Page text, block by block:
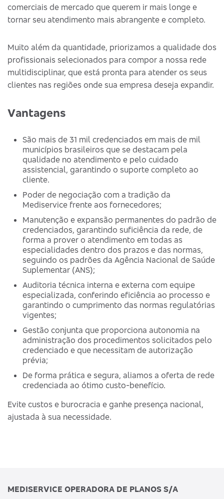
comerciais de mercado que querem ir mais longe e
tornar seu atendimento mais abrangente e completo.
Muito além da quantidade, priorizamos a qualidade dos
profissionais selecionados para compor a nossa rede
multidisciplinar, que está pronta para atender os seus
clientes nas regiões onde sua empresa deseja expandir.
Vantagens
São mais de 31 mil credenciados em mais de mil
municípios brasileiros que se destacam pela
qualidade no atendimento e pelo cuidado
assistencial, garantindo o suporte completo ao
cliente.
Poder de negociação com a tradição da
Mediservice frente aos fornecedores;
Manutenção e expansão permanentes do padrão de
credenciados, garantindo suficiência da rede, de
forma a prover o atendimento em todas as
especialidades dentro dos prazos e das normas,
seguindo os padrões da Agência Nacional de Saúde
Suplementar (ANS);
Auditoria técnica interna e externa com equipe
especializada, conferindo eficiência ao processo e
garantindo o cumprimento das normas regulatórias
vigentes;
Gestão conjunta que proporciona autonomia na
administração dos procedimentos solicitados pelo
credenciado e que necessitam de autorização
prévia;
De forma prática e segura, aliamos a oferta de rede
credenciada ao ótimo custo-benefício.
Evite custos e burocracia e ganhe presença nacional,
ajustada à sua necessidade.
MEDISERVICE OPERADORA DE PLANOS S/A